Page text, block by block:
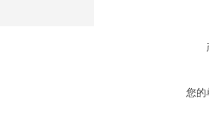
您的